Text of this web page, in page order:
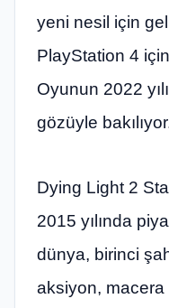
yeni nesil için
PlayStation 4
Oyunun 2022
gözüyle
Dying Light 2
2015 yılında
dünya, birinci
aksiyon, macera